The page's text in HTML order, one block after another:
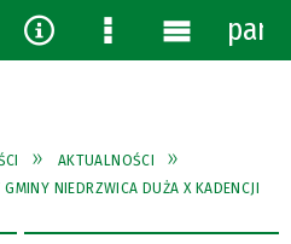
AKTUALNOŚCI
NIEDRZWICA DUŻA X KADENCJI
Narzędzia
MenuMenu